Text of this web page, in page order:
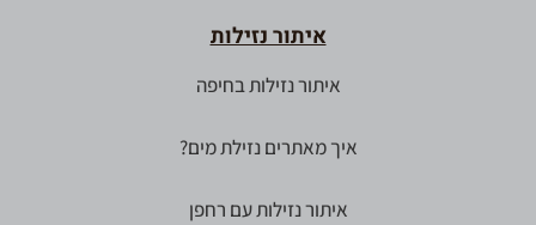
איתור נזילות
איתור נזילות בחיפה
איך מאתרים נזילת מים?
איתור נזילות עם רחפן